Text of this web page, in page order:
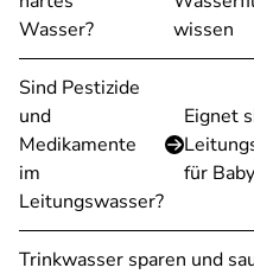
Wasser?
wissen
Sind Pestizide
und
Medikamente
im
Leitungswasser?
Eignet
für
Trinkwasser sparen und